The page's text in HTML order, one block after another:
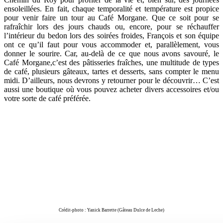
ensoleillées. En fait, chaque temporalité et température est propice
pour venir faire un tour au Café Morgane. Que ce soit pour se
rafraîchir lors des jours chauds ou, encore, pour se réchauffer
l’intérieur du bedon lors des soirées froides, François et son équipe
ont ce qu’il faut pour vous accommoder et, parallèlement, vous
donner le sourire. Car, au-delà de ce que nous avons savouré, le
Café Morgane,c’est des pâtisseries fraîches, une multitude de types
de café, plusieurs gâteaux, tartes et desserts, sans compter le menu
midi. D’ailleurs, nous devrons y retourner pour le découvrir… C’est
aussi une boutique où vous pouvez acheter divers accessoires et/ou
votre sorte de café préférée.
Crédit-photo : Yanick Barrette (Gâteau Dulce de Leche)